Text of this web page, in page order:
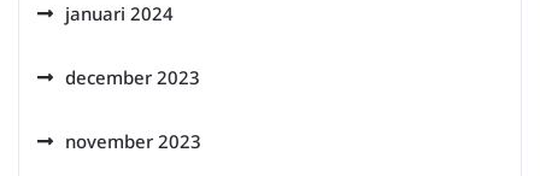
januari 2024
december 2023
november 2023